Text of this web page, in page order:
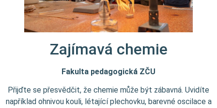
Zajímavá chemie
Fakulta pedagogická ZČU
Přijďte se přesvědčit, že chemie může být zábavná. Uvidíte
například ohnivou kouli, létající plechovku, barevné oscilace a